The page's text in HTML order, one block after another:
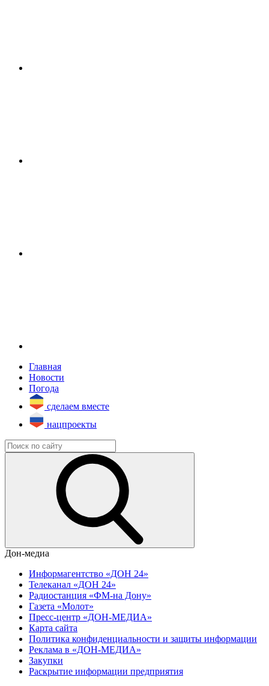
Главная
Новости
Погода
сделаем вместе
нацпроекты
Дон-медиа
Информагентство «ДОН 24»
Телеканал «ДОН 24»
Радиостанция «ФМ-на Дону»
Газета «Молот»
Пресс-центр «ДОН-МЕДИА»
Карта сайта
Политика конфиденциальности и защиты информации
Реклама в «ДОН-МЕДИА»
Закупки
Раскрытие информации предприятия